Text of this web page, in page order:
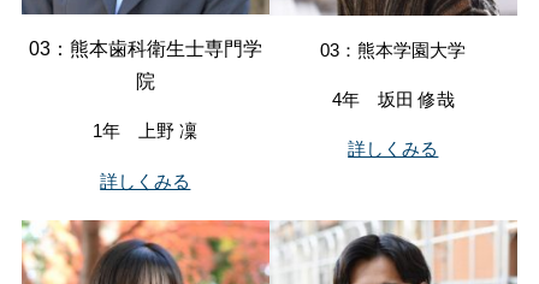
03：熊本歯科衛生士専門学
院
1年 上野 凜
詳しくみる
03：熊本学園大学
4年 坂田 修哉
詳しくみる